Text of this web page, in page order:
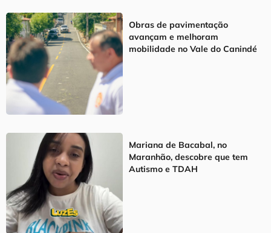
Obras de pavimentação
avançam e melhoram
mobilidade no Vale do Canindé
Mariana de Bacabal, no
Maranhão, descobre que tem
Autismo e TDAH